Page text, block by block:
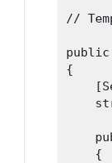
//
public
{
    {